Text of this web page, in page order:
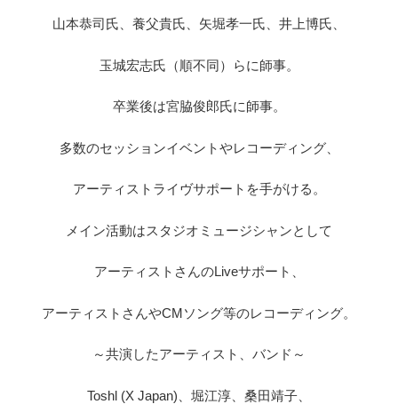
山本恭司氏、養父貴氏、矢堀孝一氏、井上博氏、
玉城宏志氏（順不同）らに師事。
卒業後は宮脇俊郎氏に師事。
多数のセッションイベントやレコーディング、
アーティストライヴサポートを手がける。
メイン活動はスタジオミュージシャンとして
アーティストさんのLiveサポート、
アーティストさんやCMソング等のレコーディング。
～共演したアーティスト、バンド～
Toshl (X Japan)、堀江淳、桑田靖子、